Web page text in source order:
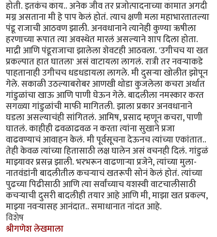
होती. इतकंच काय.. अनेक जीव तर प्रजोत्पादनाच्या कामात अगदी
मग्न असताना मी हे पाप केलं होतं. त्याच क्षणी मला महाभारतातल्या
पंडू राजाची आठवण झाली. अनवधानाने त्यानेही कुण्या ऋषीला
हरणाच्या रूपात त्या अवस्थेत मारलं असल्याने शाप दिला होता.
माद्री आणि पंडूराजाचा झालेला शेवटही आठवला. 'उगीचच या खत
प्रकल्पात हात घातला' असं वाटायला लागलं. रात्री तर नवऱ्याकडे
पाहतानाही उगीचच धडधडायला लागले. मी दुसऱ्या खोलीत झोपून
गेले. सकाळी उठल्याबरोबर आणखी थोडा कुजलेला कचरा अर्थात
गांडुळांचा खाऊ आणि पाणी घेऊन गेले. बादलीला नमस्कार करत
सगळ्या गांडुळांची माफी मागितली. झाला प्रकार अनवधानाने
घडला असल्याचंही सांगितलं. आमिष, प्रसाद म्हणून कचरा, पाणी
घातलं. काहीही ढवळाढवळ न करता त्यांना सुखाने प्रजा
वाढवण्याचं आवाहन केलं. मी पूर्वसूचना देऊनच त्यांच्या एकांतात..
तेही केवळ त्यांच्या हितासाठी लक्ष घालेन असं वचनही दिलं. गांडुळं
माझ्यावर प्रसन्न झाली. भरभरून वाढणाऱ्या प्रजेने, त्यांच्या मुला-
नातवंडांनी बादलीतील कचऱ्याचं खतरूपी सोनं केलं होतं. त्यांच्या
पुढच्या पिढीसाठी आणि त्या सर्वांच्याच यशस्वी वाटचालीसाठी
कचऱ्याची दुसरी बादलीही तयार आहे आणि मी, माझा खत प्रकल्प,
माझ्या नवऱ्यासह आनंदात.. समाधानात नांदत आहे.
विशेष
श्रीगणेश लेखमाला